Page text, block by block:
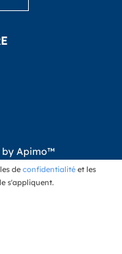
by Apimo™
de confidentialitéet les
s'appliquent.